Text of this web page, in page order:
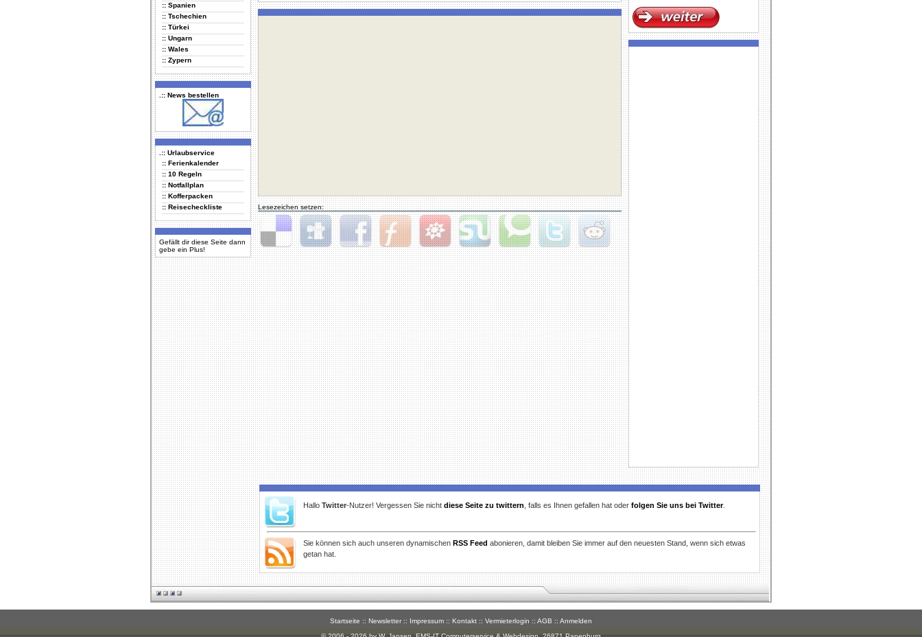
:: Spanien
:: Tschechien
:: Türkei
:: Ungarn
:: Wales
:: Zypern
.:: News bestellen
.:: Urlaubservice
:: Ferienkalender
:: 10 Regeln
:: Notfallplan
:: Kofferpacken
:: Reisecheckliste
Gefällt dir diese Seite dann
gebe ein Plus!
Lesezeichen setzen:
Delicious Digg Facebook Furl StudiVZ StumbleUponTechnorati Twitter Reddit
Hallo Twitter-Nutzer! Vergessen Sie nicht diese Seite zu twittern , falls es Ihnen gefallen hat oder folgen Sie uns bei Twitter.
Sie können sich auch unseren dynamischen RSS Feed abonieren, damit bleiben Sie immer auf den neuesten Stand, wenn sich etwas
getan hat.
Startseite :: Newsletter :: Impressum :: Kontakt :: Vermieterlogin :: AGB :: Anmelden